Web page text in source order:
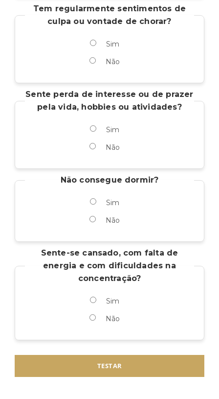
Tem regularmente sentimentos de
culpa ou vontade de chorar?
Sim
Não
Sente perda de interesse ou de prazer
pela vida, hobbies ou atividades?
Sim
Não
Não consegue dormir?
Sim
Não
Sente-se cansado, com falta de
energia e com dificuldades na
concentração?
Sim
Não